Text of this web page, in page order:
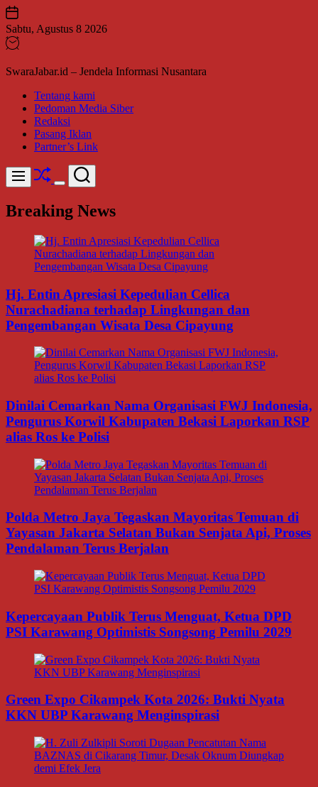
Skip
to
content
Sabtu, Agustus 8 2026
SwaraJabar.id – Jendela Informasi Nusantara
Tentang kami
Pedoman Media Siber
Redaksi
Pasang Iklan
Partner’s Link
Menu Shuffle
Switch
mode
Search
Breaking News
Hj. Entin Apresiasi Kepedulian Cellica
Nurachadiana terhadap Lingkungan dan
Pengembangan Wisata Desa Cipayung
Dinilai Cemarkan Nama Organisasi FWJ Indonesia,
Pengurus Korwil Kabupaten Bekasi Laporkan RSP
alias Ros ke Polisi
Polda Metro Jaya Tegaskan Mayoritas Temuan di
Yayasan Jakarta Selatan Bukan Senjata Api, Proses
Pendalaman Terus Berjalan
Kepercayaan Publik Terus Menguat, Ketua DPD
PSI Karawang Optimistis Songsong Pemilu 2029
Green Expo Cikampek Kota 2026: Bukti Nyata
KKN UBP Karawang Menginspirasi